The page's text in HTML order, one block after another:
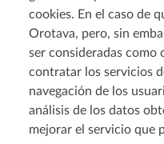
cookies. En el caso de
Orotava, pero, sin
ser consideradas como
contratar los servicios
navegación de los
análisis de los datos
mejorar el servicio que